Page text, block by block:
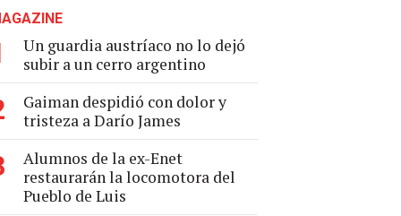
Un guardia austríaco no lo dejó
subir a un cerro argentino
Gaiman despidió con dolor y
tristeza a Darío James
Alumnos de la ex-Enet
restaurarán la locomotora del
Pueblo de Luis